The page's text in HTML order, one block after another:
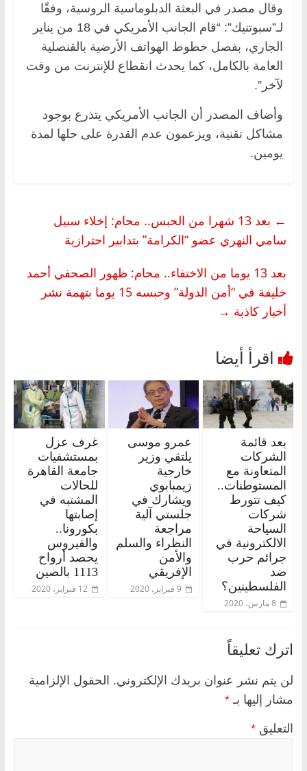
وقال مصدر في البعثة الدبلوماسية الروسية، وفقًا
لـ”سبوتنيك”: “قام الجانب الأمريكي في 18 من يناير
الجاري، بفصل خطوط الهواتف الأرضية بالقنصلية
العامة بالكامل، كما يحدث انقطاع للإنترنت من وقت
لآخر”.
وأضاف المصدر أن الجانب الأمريكي يتذرع بوجود
مشاكل تقنية، ويزعمون عدم القدرة على حلها لمدة
يومين.
←
بعد 13 شهرا من الحبس.. محام: إخلاء سبيل
سامي النهري عضو “الكرامة” بتدابير احترازية
بعد 13 يوما من الاختفاء.. محام: ظهور الصحفي أحمد
خليفة في “أمن الدولة” وحبسه 15 يوما بتهمة نشر
أخبار كاذبة →
بعد قائمة
الشركات
المتعاونة مع
المستوطنات..
كيف تتورط
شركات
السياحة
الالكترونية في
جرائم حرب
ضد
الفلسطينين؟
8 مارس، 2020
عمرو موسى
يلتقي وزير
خارجية
زيمبابوي
ويشارك في
جلستي آلية
مراجعة
النظراء والسلم
والأمن
الإفريقي
9 فبراير، 2020
غرف عزل
بمستشفيات
جامعة القاهرة
للحالات
المشتبه في
إصابتها
بكورونا..
والفيروس
يحصد أرواح
1113 بالصين
12 فبراير، 2020
اترك تعليقاً
لن يتم نشر عنوان بريدك الإلكتروني. الحقول الإلزامية
مشار إليها بـ *
التعليق *